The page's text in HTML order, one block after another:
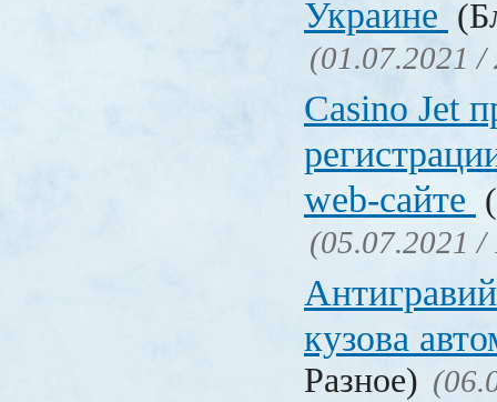
Украине
(01.07.2021 /
Сasino Jet
web-сайте
(05.07.2021 /
кузова
Разное)